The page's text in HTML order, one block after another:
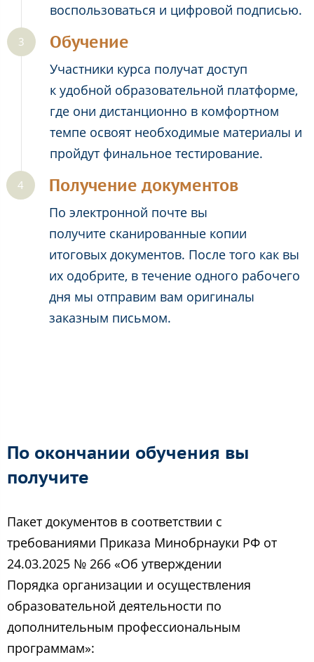
воспользоваться и цифровой подписью.
Обучение
Участники курса получат доступ
к удобной образовательной платформе,
где они дистанционно в комфортном
темпе освоят необходимые материалы и
пройдут финальное тестирование.
Получение документов
По электронной почте вы
получите сканированные копии
итоговых документов. После того как вы
их одобрите, в течение одного рабочего
дня мы отправим вам оригиналы
заказным письмом.
По окончании обучения вы
получите
Пакет документов в соответствии с
требованиями Приказа Минобрнауки РФ от
24.03.2025 № 266 «Об утверждении
Порядка организации и осуществления
образовательной деятельности по
дополнительным профессиональным
программам»: